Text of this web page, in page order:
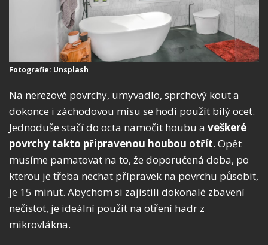
Fotografie: Unsplash
Na nerezové povrchy, umyvadlo, sprchový kout a
dokonce i záchodovou mísu se hodí použít bílý ocet.
Jednoduše stačí do octa namočit houbu a veškeré
povrchy takto připravenou houbou otřít. Opět
musíme pamatovat na to, že doporučená doba, po
kterou je třeba nechat přípravek na povrchu působit,
je 15 minut. Abychom si zajistili dokonalé zbavení
nečistot, je ideální použít na otření hadr z
mikrovlákna.